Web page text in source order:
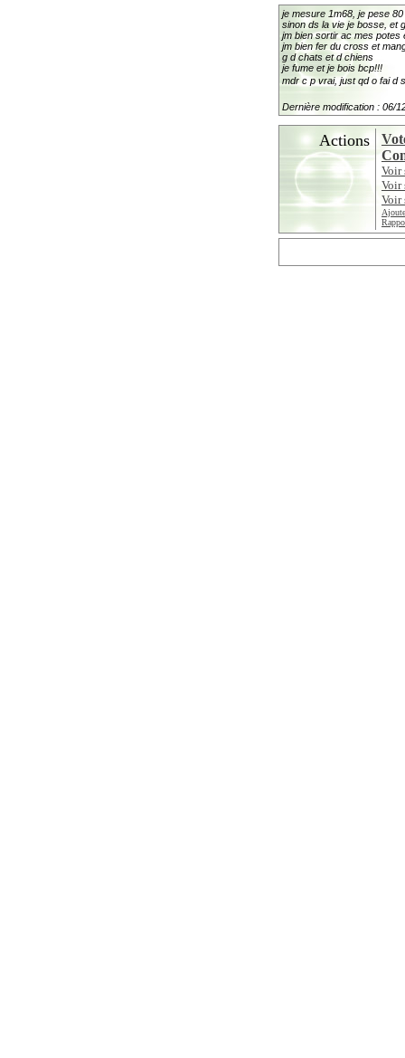
je mesure 1m68, je pese
sinon ds la vie je bosse, et
jm bien sortir ac mes potes
jm bien fer du cross et
g d chats et d chiens
je fume et je bois bcp!!!
mdr c p vrai, just qd o fai d
Dernière modification : 06/
Actions
Voir
Voir
Voir